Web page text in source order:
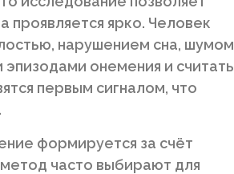
проявляется ярко. Человек
нарушением сна, шумом
онемения и считать
первым сигналом, что
формируется за счёт
часто выбирают для